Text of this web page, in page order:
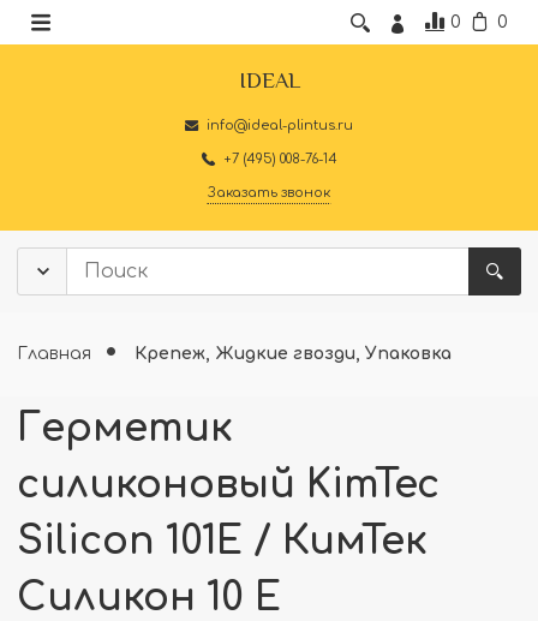
0 0
IDEAL
info@ideal-plintus.ru
+7 (495) 008-76-14
Заказать звонок
Главная Крепеж, Жидкие гвозди, Упаковка
Герметик
силиконовый KimTec
Silicon 101E / КимТек
Силикон 10 Е